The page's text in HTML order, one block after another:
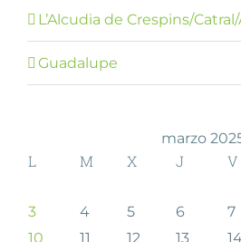
L’Alcudia de Crespins/
Guadalupe
marzo
L M X J V
3
4 5 6 7
10
11 12 13